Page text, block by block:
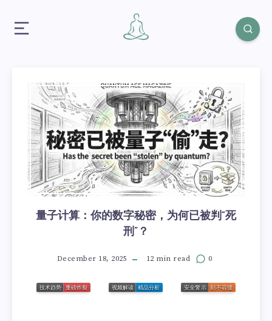
量子计算：你的数字秘密，为何已被判“死
刑”？
December 18, 2025 12 min read 0